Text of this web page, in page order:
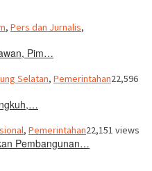
, Pers dan Jurnalis,
Pim…
Selatan, Pemerintahan22,596
, Pemerintahan22,151 views
Pembangunan…